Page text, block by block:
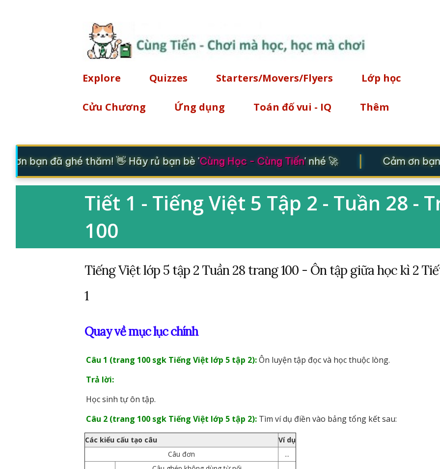
Explore Quizzes Starters/Movers/Flyers Lớp học
Cửu Chương Ứng dụng Toán đố vui - IQ Thêm
ơn bạn đã ghé thăm! 👋 Hãy rủ bạn bè 'Cùng Học - Cùng Tiến' nhé 🚀 Cảm ơn
Tiết 1 - Tiếng Việt 5 Tập 2 - Tuần 28 -
100
Tiếng Việt lớp 5 tập 2 Tuần 28 trang 100 - Ôn tập giữa học kì 2
1
Quay về mục lục chính
Câu 1 (trang 100 sgk Tiếng Việt lớp 5 tập 2):Ôn luyện tập đọc và học thuộc lòng.
Trả lời:
Học sinh tự ôn tập.
Câu 2 (trang 100 sgk Tiếng Việt lớp 5 tập 2): Tìm ví dụ điền vào bảng tổng kết sau:
Các kiểu cấu tạo câu
Ví dụ
Câu đơn
...